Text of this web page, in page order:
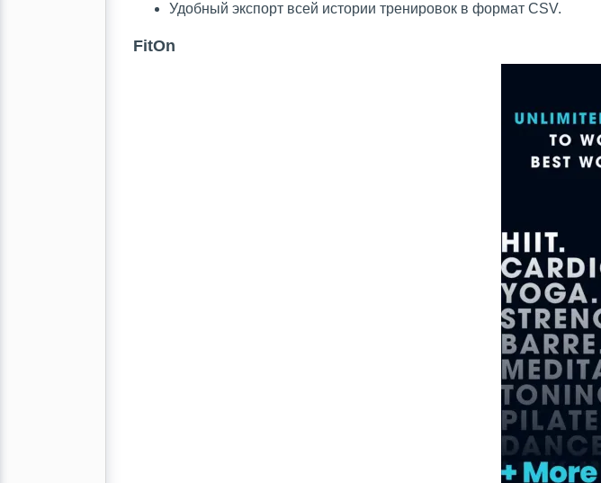
Удобный экспорт всей истории тренировок в формат CSV.
FitOn